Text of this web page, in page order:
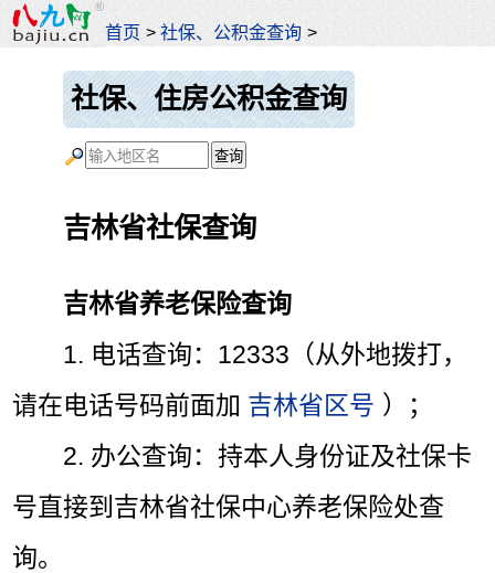
首页 >社保、公积金查询 >
社保、住房公积金查询
吉林省社保查询
吉林省养老保险查询
1. 电话查询：12333（从外地拨打，
请在电话号码前面加 吉林省区号 ）；
2. 办公查询：持本人身份证及社保卡
号直接到吉林省社保中心养老保险处查
询。